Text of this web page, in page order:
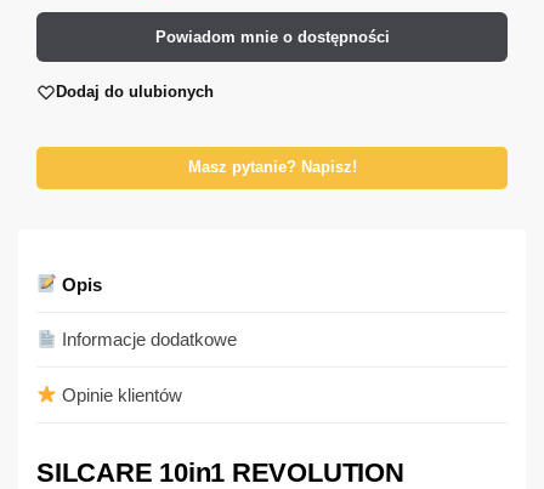
Powiadom mnie o dostępności
Dodaj do ulubionych
Masz pytanie? Napisz!
Opis
Informacje dodatkowe
Opinie klientów
SILCARE 10in1 REVOLUTION